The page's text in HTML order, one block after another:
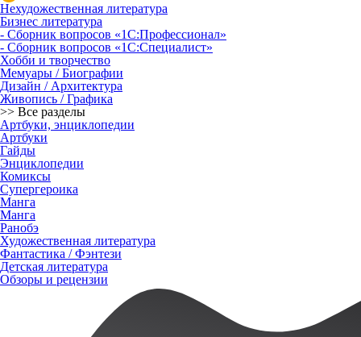
Нехудожественная литература
Бизнес литература
- Сборник вопросов «1С:Профессионал»
- Сборник вопросов «1С:Специалист»
Хобби и творчество
Мемуары / Биографии
Дизайн / Архитектура
Живопись / Графика
>> Все разделы
Артбуки, энциклопедии
Артбуки
Гайды
Энциклопедии
Комиксы
Супергероика
Манга
Манга
Ранобэ
Художественная литература
Фантастика / Фэнтези
Детская литература
Обзоры и рецензии